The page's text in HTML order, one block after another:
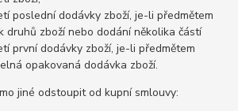
poslední dodávky zboží, je-li předmětem
druhů zboží nebo dodání několika částí
první dodávky zboží, je-li předmětem
opakovaná dodávka zboží.
jiné odstoupit od kupní smlouvy: